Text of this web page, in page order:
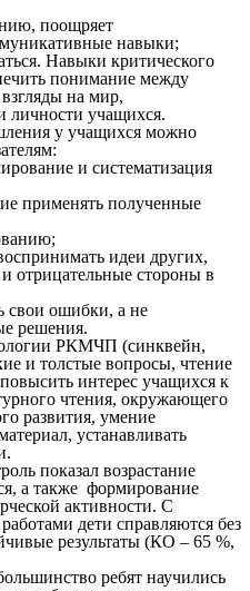
поощряет
навыки;
Навыки критического
понимание между
на мир,
личности учащихся.
у учащихся можно
и систематизация
применять полученные
идеи других,
отрицательные стороны в
свои ошибки, а не
решения.
РКМЧП (синквейн,
и толстые вопросы, чтение
интерес учащихся к
чтения, окружающего
развития, умение
устанавливать
показал возрастание
а также формирование
активности. С
дети справляются без
результаты (КО – 65 %,
ребят научились